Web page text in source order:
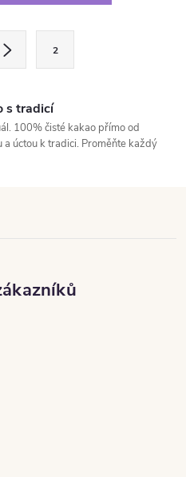
2
s tradicí
100% čisté kakao přímo od
a úctou k tradici. Proměňte každý